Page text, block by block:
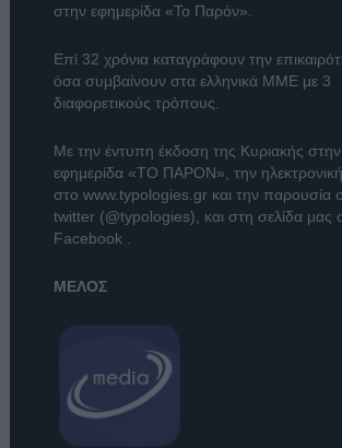
στην εφημερίδα «Το Παρόν».
Επί 32 χρόνια καταγράφουν την
όσα συμβαίνουν στα ελληνικά ΜΜΕ με 3
διαφορετικούς τρόπους.
Με την έντυπη έκδοση της Κυριακής στην
εφημερίδα «ΤΟ ΠΑΡΟΝ» , την
στο www.typologies.grκαι την παρουσία
twitter (@typologies) , και στη σελίδα μας
Facebook
ΜΕΛΟΣ